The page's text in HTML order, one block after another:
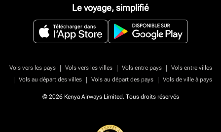
Le voyage, simplifié
Vols vers les pays | Vols vers les villes | Vols entre pays |
Vols entre villes
|
Vols au départ des villes | Vols au départ des pays | Vols de ville à pays
© 2026 Kenya Airways Limited. Tous droits réservés